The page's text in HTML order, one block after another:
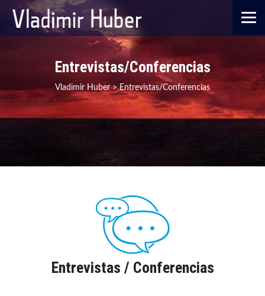
Entrevistas/Conferencias
Vladimir Huber>Entrevistas/Conferencias
Entrevistas / Conferencias